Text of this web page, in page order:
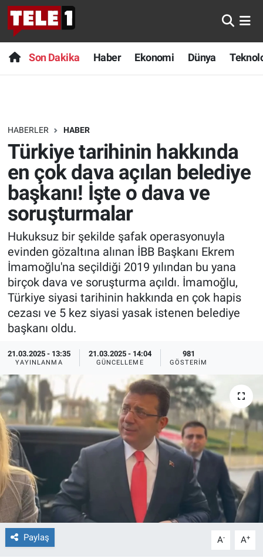
Son Dakika Haber Ekonomi Dünya
HABERLER HABER
Türkiye tarihinin hakkında
en çok dava açılan belediye
başkanı! İşte o dava ve
soruşturmalar
Hukuksuz bir şekilde şafak operasyonuyla
evinden gözaltına alınan İBB Başkanı Ekrem
İmamoğlu'na seçildiği 2019 yılından bu yana
birçok dava ve soruşturma açıldı. İmamoğlu,
Türkiye siyasi tarihinin hakkında en çok hapis
cezası ve 5 kez siyasi yasak istenen belediye
başkanı oldu.
21.03.2025 - 13:35
YAYINLANMA
21.03.2025 - 14:04
GÜNCELLEME
981
GÖSTERIM
Paylaş A- A+
Anında Manşet
Başka Sohbetler
Bilim turu
Bilim ve Teknoloji Evreni
Doğa Konuşuyor
Dünya
Ege Saati
Ege'den Esintiler
Eğitim
Ekonomi
Forum
Gerçeğin İzinde
Gün Başlıyor
Gün Bitiyor
Gün Ortası
Son Dakika
Haber
Dünya
Teknoloji
Sağlık
Spor
Yayın Akışı
İletişim
Nöbetçi Eczaneler
Hava Durumu
Trafik Durumu
Süper Lig Puan Durumu ve Fikstür
Tüm Manşetler
Son Dakika Haberleri
Haber Arşivi